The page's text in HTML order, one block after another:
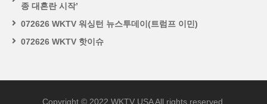
종 대혼란 시작’
072626 WKTV 워싱턴 뉴스투데이(트럼프 이민)
072626 WKTV 핫이슈
Copyright © 2022 WKTV USA All rights reserved.